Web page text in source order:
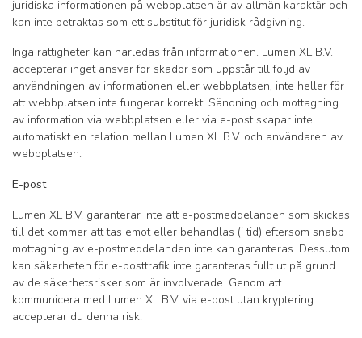
juridiska informationen på webbplatsen är av allmän karaktär och
kan inte betraktas som ett substitut för juridisk rådgivning.
Inga rättigheter kan härledas från informationen. Lumen XL B.V.
accepterar inget ansvar för skador som uppstår till följd av
användningen av informationen eller webbplatsen, inte heller för
att webbplatsen inte fungerar korrekt. Sändning och mottagning
av information via webbplatsen eller via e-post skapar inte
automatiskt en relation mellan Lumen XL B.V. och användaren av
webbplatsen.
E-post
Lumen XL B.V. garanterar inte att e-postmeddelanden som skickas
till det kommer att tas emot eller behandlas (i tid) eftersom snabb
mottagning av e-postmeddelanden inte kan garanteras. Dessutom
kan säkerheten för e-posttrafik inte garanteras fullt ut på grund
av de säkerhetsrisker som är involverade. Genom att
kommunicera med Lumen XL B.V. via e-post utan kryptering
accepterar du denna risk.